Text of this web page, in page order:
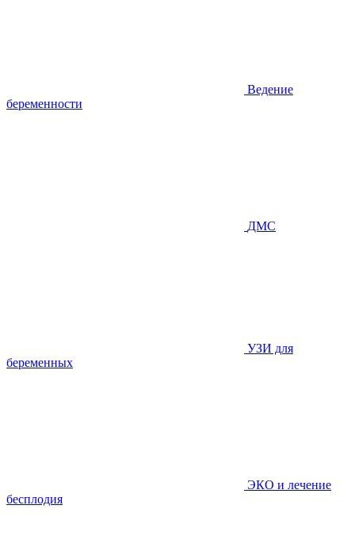
Ведение
беременности
ДМС
УЗИ для
беременных
ЭКО и лечение
бесплодия